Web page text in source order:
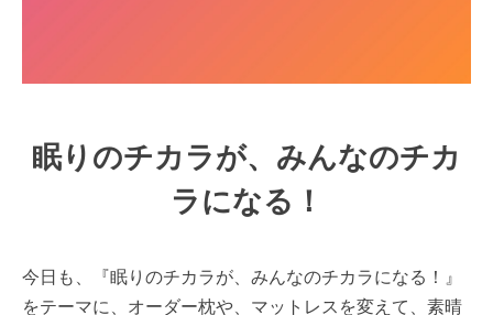
眠りのチカラが、みんなのチカ
ラになる！
今日も、『眠りのチカラが、みんなのチカラになる！』
をテーマに、オーダー枕や、マットレスを変えて、素晴